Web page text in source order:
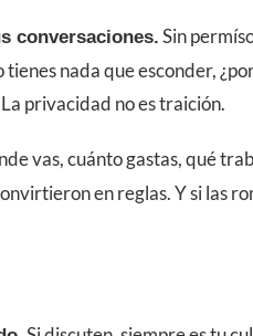
conversaciones. Sin
tienes nada que esconder,
privacidad no es traición.
vas, cuánto gastas, qué
en reglas. Y si las